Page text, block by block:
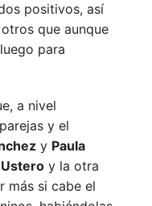
positivos, así
que aunque
para
a nivel
y el
y Paula
y la otra
más si cabe el